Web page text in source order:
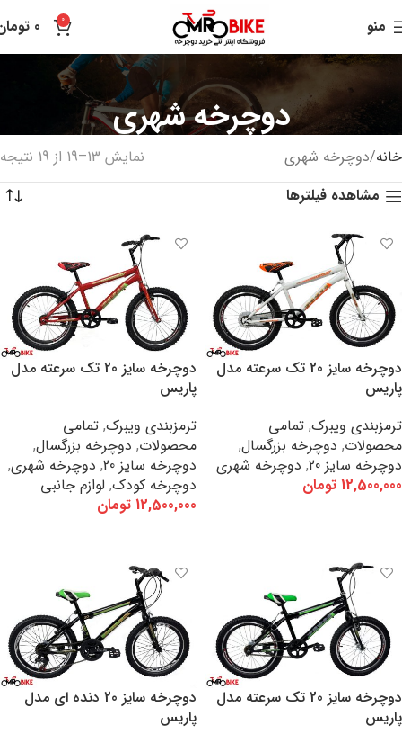
منو 0
0
دوچرخه شهری
خانه دوچرخه شهری
نمایش 13–19 از 19 نتیجه
مشاهده فیلترها
دوچرخه سایز 20 تک سرعته مدل
پاریس
ترمزبندی ویبرک, تمامی
محصولات, دوچرخه بزرگسال,
دوچرخه سایز 20
, دوچرخه شهری
12,500,000 تومان
دوچرخه سایز 20 تک سرعته مدل
پاریس
ترمزبندی ویبرک, تمامی
محصولات, دوچرخه بزرگسال,
دوچرخه سایز 20
, دوچرخه شهری,
دوچرخه کودک, لوازم جانبی
12,500,000 تومان
دوچرخه سایز 20 تک سرعته مدل
پاریس
دوچرخه سایز 20 دنده ای مدل
پاریس